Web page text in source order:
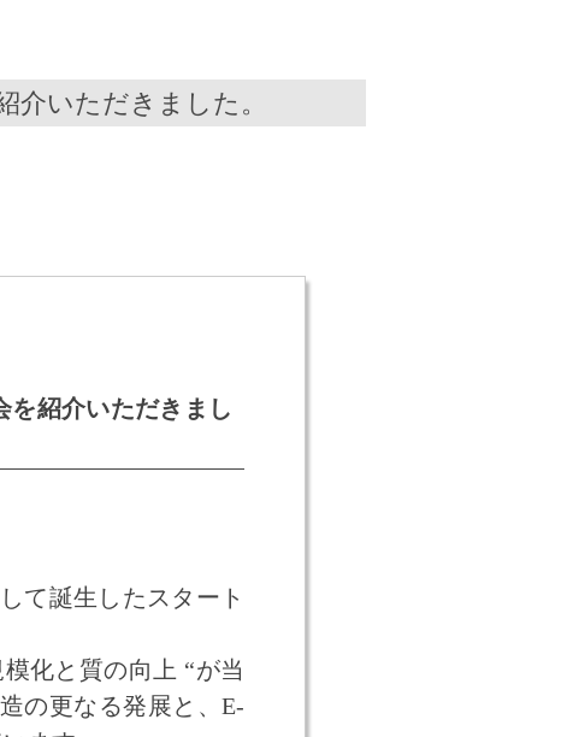
いただきました。
を紹介いただきまし
て誕生したスタート
化と質の向上 “が当
の更なる発展と、E-